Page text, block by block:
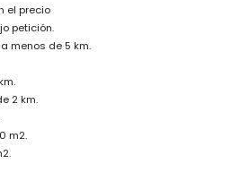
equitación, senderismo, ciclismo,
snorkel, surf, windsurf y esquí
de la villa)
de la villa)
el precio
petición.
menos de 5 km.
2 km.
m2.